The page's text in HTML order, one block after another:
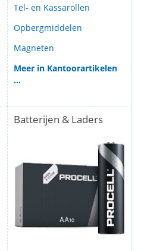
Tel- en Kassarollen
Opbergmiddelen
Magneten
Meer in Kantoorartikelen
...
Batterijen & Laders